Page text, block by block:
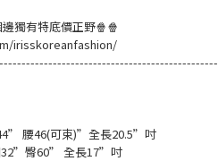
獨有特底價正野🍿🍿
irisskoreanfashion/
腰46(可束)”全長20.5”吋
臀60” 全長17”吋